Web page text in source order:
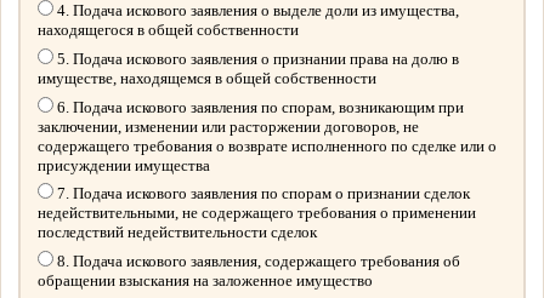
4. Подача искового заявления о выделе доли из имущества,
находящегося в общей собственности
5. Подача искового заявления о признании права на долю в
имуществе, находящемся в общей собственности
6. Подача искового заявления по спорам, возникающим при
заключении, изменении или расторжении договоров, не
содержащего требования о возврате исполненного по сделке или о
присуждении имущества
7. Подача искового заявления по спорам о признании сделок
недействительными, не содержащего требования о применении
последствий недействительности сделок
8. Подача искового заявления, содержащего требования об
обращении взыскания на заложенное имущество